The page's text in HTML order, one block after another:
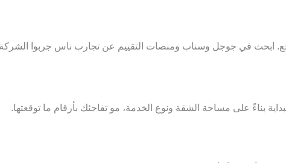
ابحث في جوجل وسناب ومنصات التقييم عن تجارب ناس جربوا الشركة
بناءً على مساحة الشقة ونوع الخدمة، مو تفاجئك بأرقام ما توقعتها.